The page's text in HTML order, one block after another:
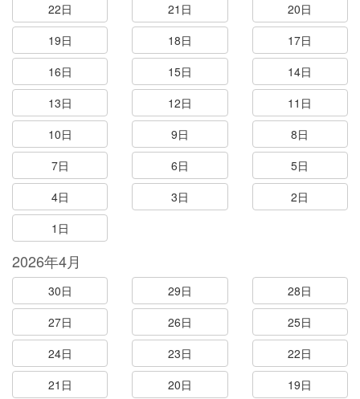
22日
21日
20日
19日
18日
17日
16日
15日
14日
13日
12日
11日
10日
9日
8日
7日
6日
5日
4日
3日
2日
1日
2026年4月
30日 29日
28日
27日
26日
25日
24日
23日
22日
21日
20日
19日